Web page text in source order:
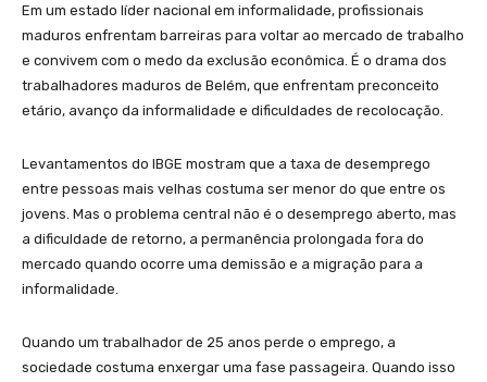
Em um estado líder nacional em informalidade, profissionais
maduros enfrentam barreiras para voltar ao mercado de trabalho
e convivem com o medo da exclusão econômica. É o drama dos
trabalhadores maduros de Belém, que enfrentam preconceito
etário, avanço da informalidade e dificuldades de recolocação.
Levantamentos do IBGE mostram que a taxa de desemprego
entre pessoas mais velhas costuma ser menor do que entre os
jovens. Mas o problema central não é o desemprego aberto, mas
a dificuldade de retorno, a permanência prolongada fora do
mercado quando ocorre uma demissão e a migração para a
informalidade.
Quando um trabalhador de 25 anos perde o emprego, a
sociedade costuma enxergar uma fase passageira. Quando isso